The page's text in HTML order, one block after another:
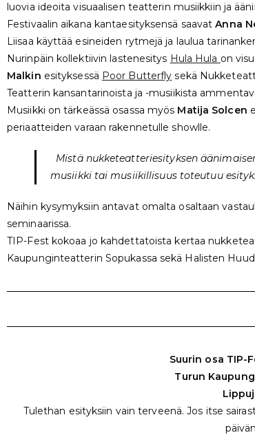
luovia ideoita visuaalisen teatterin musiikkiin ja
Festivaalin aikana kantaesityksensä saavatAnna
Liisaa käyttää esineiden rytmejä ja laulua
Nurinpäin kollektiivin lastenesitys Hula Hula on
Malkin esityksessä Poor Butterfly sekä
Teatterin kansantarinoista ja -musiikista
Musiikki on tärkeässä osassa myös Matija Solcen
periaatteiden varaan rakennetulle showlle.
Mistä nukketeatteriesityksen
musiikki tai musiikillisuus toteutuu
Näihin kysymyksiin antavat omalta osaltaan
seminaarissa.
TIP-Fest kokoaa jo kahdettatoista kertaa
Kaupunginteatterin Sopukassa sekä Halisten
Suurin osa TIP-
Turun
Tulethan esityksiin vain terveenä. Jos itse